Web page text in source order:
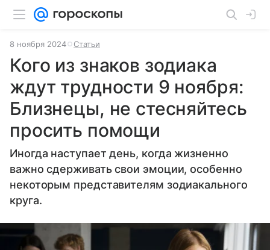
8 ноября 2024 Статьи
Кого из знаков зодиака
ждут трудности 9 ноября:
Близнецы, не стесняйтесь
просить помощи
Иногда наступает день, когда жизненно
важно сдерживать свои эмоции, особенно
некоторым представителям зодиакального
круга.